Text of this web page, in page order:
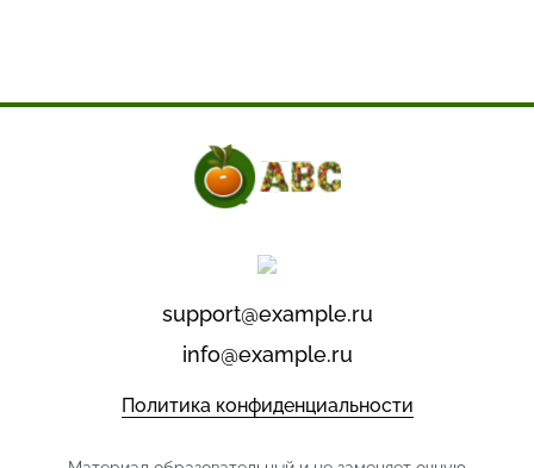
support@example.ru
info@example.ru
Политика конфиденциальности